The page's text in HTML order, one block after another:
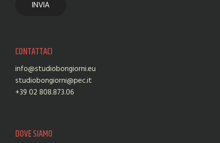
CONTATTACI
info@studiobongiorni.eu
studiobongiorni@pec.it
+39 02 808.873.06
DOVE SIAMO